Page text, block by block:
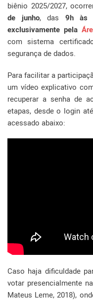
biênio 2025/2027,
de junho, das 9h às
exclusivamente pela
com sistema
segurança de dados.
Para facilitar a
um vídeo explicativo
recuperar a senha de
etapas, desde o login
acessado abaixo:
Caso haja dificuldade
votar presencialmente
Mateus Leme, 2018),